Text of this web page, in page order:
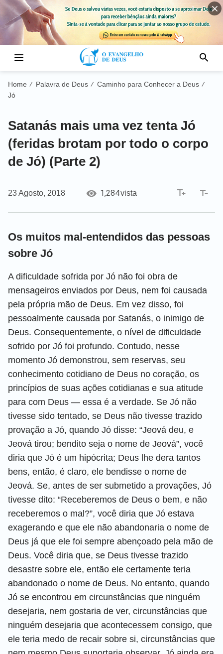
Home / Palavra de Deus / Caminho para Conhecer a Deus /
Jó
Satanás mais uma vez tenta Jó
(feridas brotam por todo o corpo
de Jó) (Parte 2)
23 Agosto, 2018 1,284vista
Os muitos mal-entendidos das pessoas
sobre Jó
A dificuldade sofrida por Jó não foi obra de
mensageiros enviados por Deus, nem foi causada
pela própria mão de Deus. Em vez disso, foi
pessoalmente causada por Satanás, o inimigo de
Deus. Consequentemente, o nível de dificuldade
sofrido por Jó foi profundo. Contudo, nesse
momento Jó demonstrou, sem reservas, seu
conhecimento cotidiano de Deus no coração, os
princípios de suas ações cotidianas e sua atitude
para com Deus — essa é a verdade. Se Jó não
tivesse sido tentado, se Deus não tivesse trazido
provação a Jó, quando Jó disse: “Jeová deu, e
Jeová tirou; bendito seja o nome de Jeová”, você
diria que Jó é um hipócrita; Deus lhe dera tantos
bens, então, é claro, ele bendisse o nome de
Jeová. Se, antes de ser submetido a provações, Jó
tivesse dito: “Receberemos de Deus o bem, e não
receberemos o mal?”, você diria que Jó estava
exagerando e que ele não abandonaria o nome de
Deus já que ele foi sempre abençoado pela mão de
Deus. Você diria que, se Deus tivesse trazido
desastre sobre ele, então ele certamente teria
abandonado o nome de Deus. No entanto, quando
Jó se encontrou em circunstâncias que ninguém
desejaria, nem gostaria de ver, circunstâncias que
ninguém desejaria que acontecessem consigo, que
ele teria medo de recair sobre si, circunstâncias que